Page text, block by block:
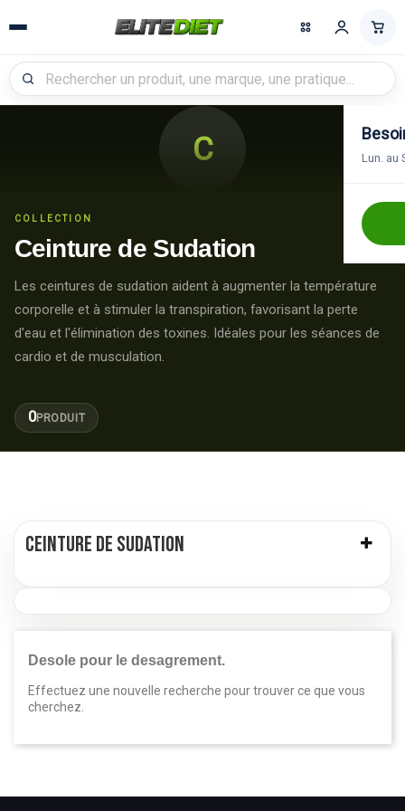
Recherche
Lun. au
COLLECTION
Ceinture de Sudation
Les ceintures de sudation aident à augmenter la température
corporelle et à stimuler la transpiration, favorisant la perte
d'eau et l'élimination des toxines. Idéales pour les séances de
cardio et de musculation.
0PRODUIT
C
CEINTURE DE SUDATION
Desole pour le desagrement.
Effectuez une nouvelle recherche pour trouver ce que vous
cherchez.